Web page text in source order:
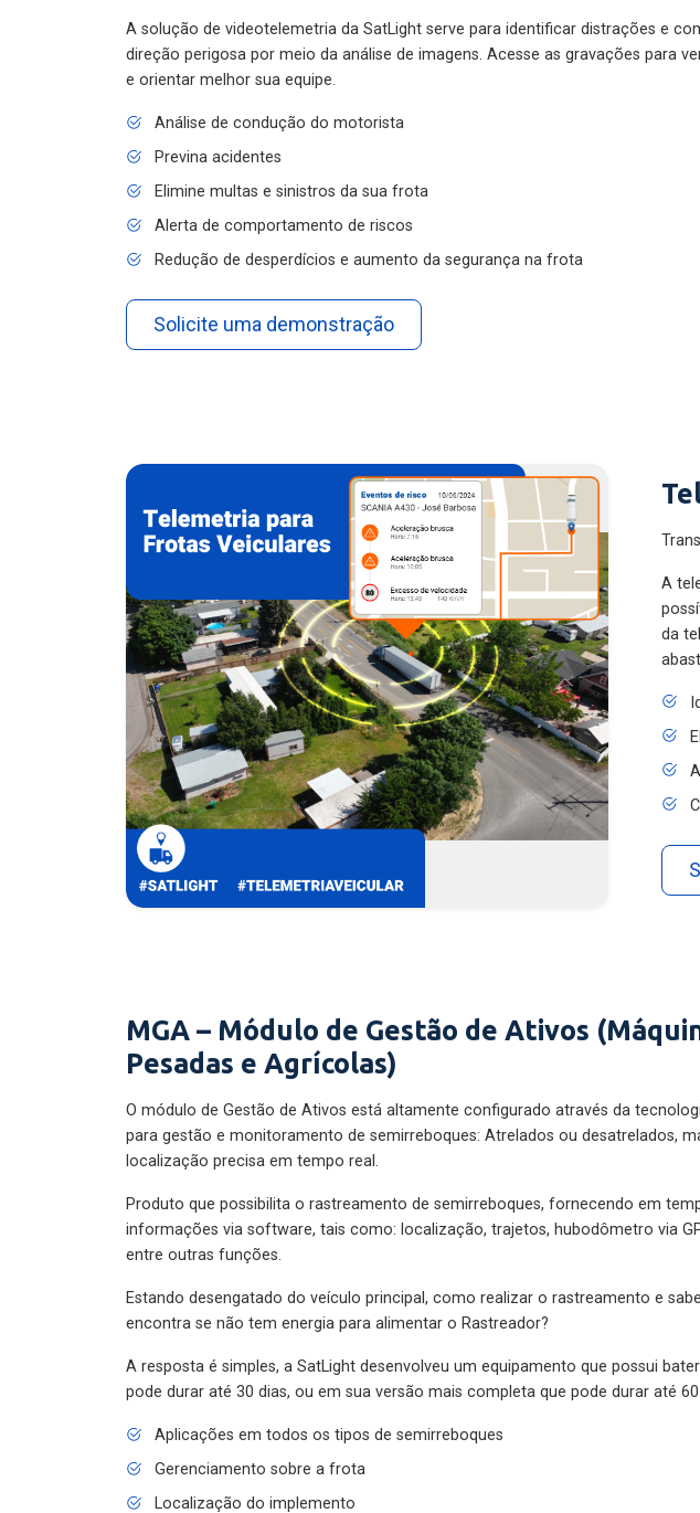
A solução de videotelemetria da SatLight serve para identificar distrações e
direção perigosa por meio da análise de imagens. Acesse as gravações para
e orientar melhor sua equipe.
Análise de condução do motorista
Previna acidentes
Elimine multas e sinistros da sua frota
Alerta de comportamento de riscos
Redução de desperdícios e aumento da segurança na frota
Solicite uma demonstração
A
da
MGA – Módulo de Gestão de Ativos
Pesadas e Agrícolas)
O módulo de Gestão de Ativos está altamente configurado através da
para gestão e monitoramento de semirreboques: Atrelados ou desatrelados,
localização precisa em tempo real.
Produto que possibilita o rastreamento de semirreboques, fornecendo em
informações via software, tais como: localização, trajetos, hubodômetro via
entre outras funções.
Estando desengatado do veículo principal, como realizar o rastreamento e
encontra se não tem energia para alimentar o Rastreador?
A resposta é simples, a SatLight desenvolveu um equipamento que possui
pode durar até 30 dias, ou em sua versão mais completa que pode durar até 60
Aplicações em todos os tipos de semirreboques
Gerenciamento sobre a frota
Localização do implemento